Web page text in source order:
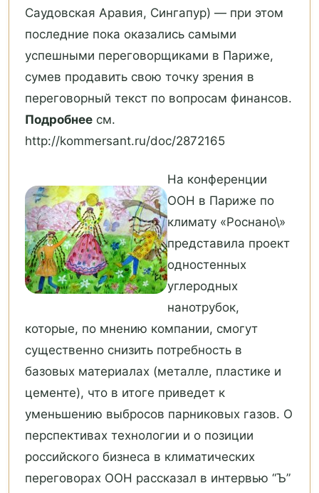
Саудовская Аравия, Сингапур) — при этом
последние пока оказались самыми
успешными переговорщиками в Париже,
сумев продавить свою точку зрения в
переговорный текст по вопросам финансов.
Подробнее см.
http://kommersant.ru/doc/2872165
На конференции
ООН в Париже по
климату «Роснано\»
представила проект
одностенных
углеродных
нанотрубок,
которые, по мнению компании, смогут
существенно снизить потребность в
базовых материалах (металле, пластике и
цементе), что в итоге приведет к
уменьшению выбросов парниковых газов. О
перспективах технологии и о позиции
российского бизнеса в климатических
переговорах ООН рассказал в интервью “Ъ”